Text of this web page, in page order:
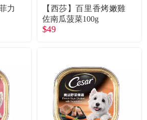
力
【西莎】百里香烤嫩雞
佐南瓜菠菜100g
$49